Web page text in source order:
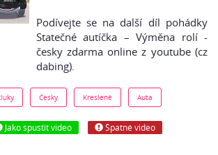
Podívejte se na další díl pohádky
Statečné autíčka – Výměna rolí -
česky zdarma online z youtube (cz
dabing).
Česky Kreslené Auta
Jako spustit video Špatné video